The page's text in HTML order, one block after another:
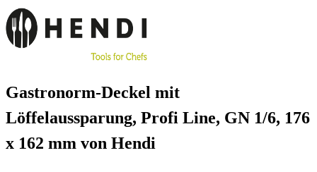
Gastronorm-Deckel mit
Löffelaussparung, Profi Line, GN 1/6, 176
x 162 mm von Hendi